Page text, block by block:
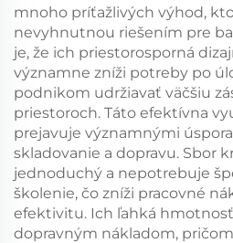
mnoho príťažlivých výhod,
nevyhnutnou riešením pre
je, že ich priestorosporná
významne zníži potreby po
podnikom udržiavať väčšiu
priestoroch. Táto efektívna
prejavuje významnými
skladovanie a dopravu. Sbor
jednoduchý a nepotrebuje
školenie, čo zníži pracovné
efektivitu. Ich ľahká
dopravným nákladom,